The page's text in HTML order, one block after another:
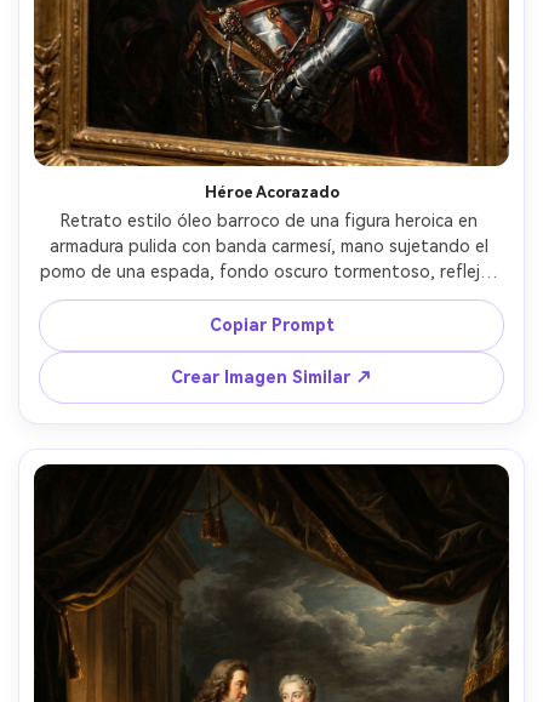
Héroe Acorazado
Retrato estilo óleo barroco de una figura heroica en
armadura pulida con banda carmesí, mano sujetando el
pomo de una espada, fondo oscuro tormentoso, reflejos
brillantes en el metal, sombras profundas en el rostro con
mirada intensa, pose diagonal dinámica, pincelada gruesa,
drama cinematográfico, textura de óleo sobre lienzo,
lente 85mm, poca profundidad de campo --ar 4:5
Copiar Prompt
Crear Imagen Similar ↗